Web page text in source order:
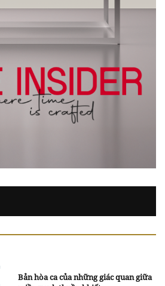
Bản hòa ca của những giác quan giữa